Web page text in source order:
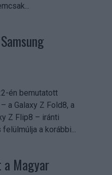
én bemutatott
a Galaxy Z Fold8, a
Z Flip8 – iránti
a korábbi...
Magyar